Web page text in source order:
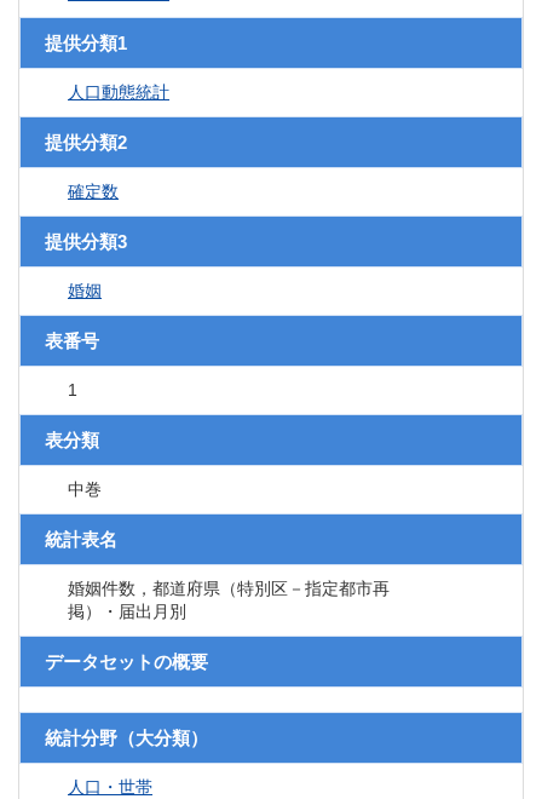
提供分類1
人口動態統計
提供分類2
確定数
提供分類3
婚姻
表番号
1
表分類
中巻
統計表名
婚姻件数，都道府県（特別区－指定都市再
掲）・届出月別
データセットの概要
統計分野（大分類）
人口・世帯